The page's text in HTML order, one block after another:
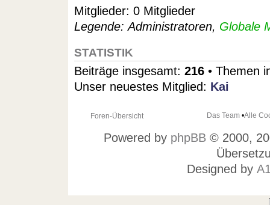
Mitglieder: 0 Mitglieder
Legende:Administratoren, Globale
STATISTIK
Beiträge insgesamt: 216• Themen
Unser neuestes Mitglied: Kai
Foren-Übersicht Das Team•Alle
Powered by phpBB© 2000,
Designed by